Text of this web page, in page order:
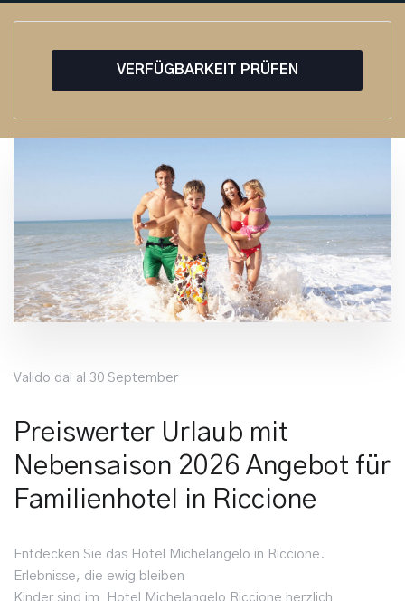
VERFÜGBARKEIT PRÜFEN
Valido dal al 30 September
Preiswerter Urlaub mit
Nebensaison 2026 Angebot für
Familienhotel in Riccione
Entdecken Sie das Hotel Michelangelo in Riccione.
Erlebnisse, die ewig bleiben
Kinder sind im Hotel Michelangelo Riccione herzlich